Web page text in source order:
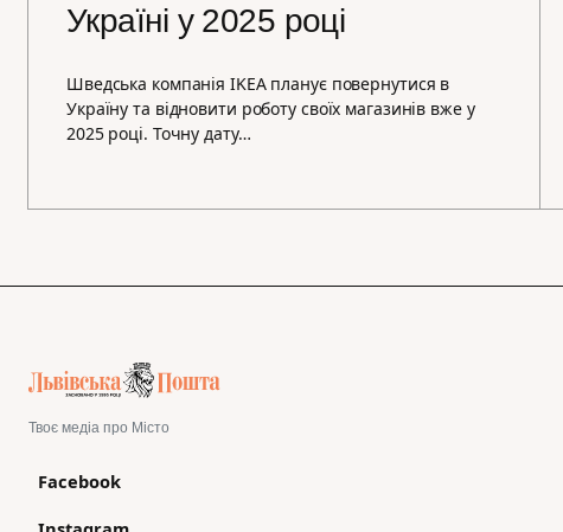
Україні у 2025 році
Шведська компанія IKEA планує повернутися в
Україну та відновити роботу своїх магазинів вже у
2025 році. Точну дату…
Твоє медіа про Місто
Facebook